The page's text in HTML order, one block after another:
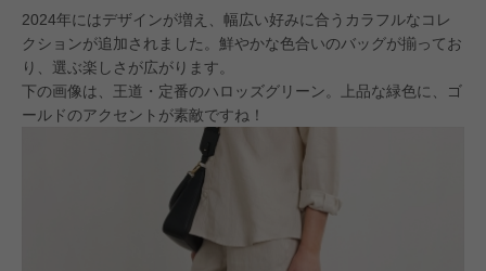
2024年にはデザインが増え、幅広い好みに合うカラフルなコレ
クションが追加されました。鮮やかな色合いのバッグが揃ってお
り、選ぶ楽しさが広がります。
下の画像は、王道・定番のハロッズグリーン。上品な緑色に、ゴ
ールドのアクセントが素敵ですね！